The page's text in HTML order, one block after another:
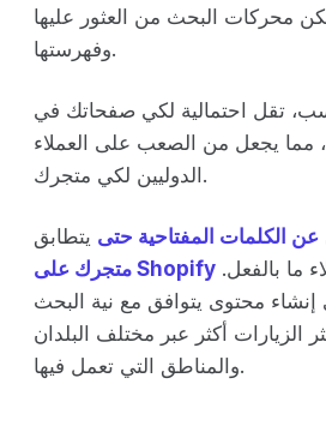
محركات البحث من العثور عليها
وفهرستها.
تقل احتمالية لكي صفحاتك في
مما يجعل من الصعب على العملاء
الدوليين لكي متجرك.
عن الكلمات المفتاحية حتى يتطابق
متجرك على Shopify
محتوى يتوافق مع نية البحث
الزيارات أكثر عبر مختلف البلدان
والمناطق التي تعمل فيها.